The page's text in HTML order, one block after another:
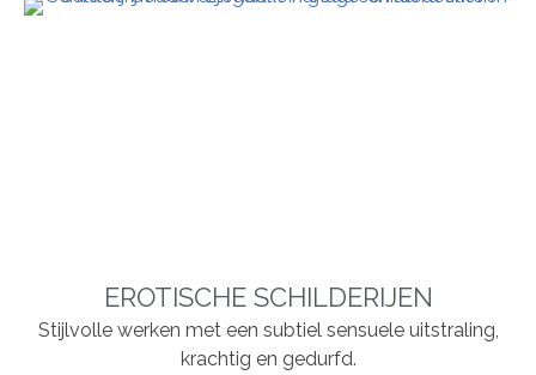
EROTISCHE SCHILDERIJEN
Stijlvolle werken met een subtiel sensuele uitstraling,
krachtig en gedurfd.